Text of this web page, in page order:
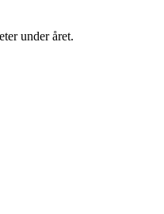
under året.